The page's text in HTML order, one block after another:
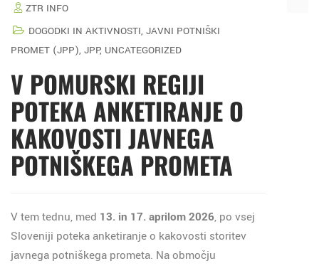
ZTR INFO
DOGODKI IN AKTIVNOSTI, JAVNI POTNIŠKI
PROMET (JPP), JPP, UNCATEGORIZED
V POMURSKI REGIJI
POTEKA ANKETIRANJE O
KAKOVOSTI JAVNEGA
POTNIŠKEGA PROMETA
V tem tednu, med 13. in 17. aprilom 2026, po vsej
Sloveniji poteka anketiranje o kakovosti storitev
javnega potniškega prometa. Na območju